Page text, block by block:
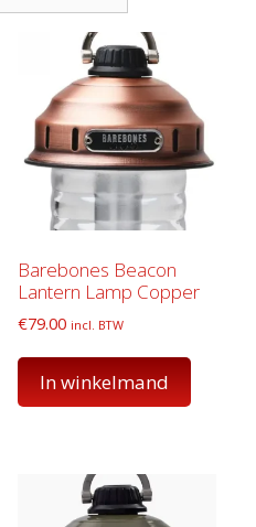
Barebones Beacon
Lantern Lamp Copper
€79.00 incl. BTW
In winkelmand